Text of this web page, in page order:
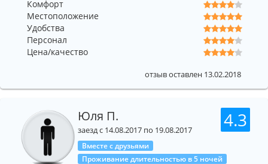
Комфорт
Местоположение
Удобства
Персонал
Цена/качество
отзыв оставлен 13.02.2018
4.3
Юля П.
заезд с 14.08.2017 по 19.08.2017
Вместе с друзьями
Проживание длительностью в 5 ночей